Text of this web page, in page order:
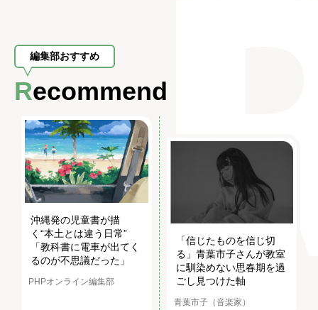
編集部おすすめ
Recommend
沖縄発の児童書が描
く“本土とは違う日常”
「教科書に電車が出てく
るのが不思議だった」
PHPオンライン編集部
「信じたものを信じ切
る」青葉市子さんが教室
に馴染めない思春期を過
ごし見つけた軸
青葉市子（音楽家）